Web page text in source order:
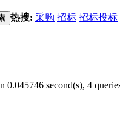
热搜: 采购 招标 招标投标
0.045746 second(s), 4